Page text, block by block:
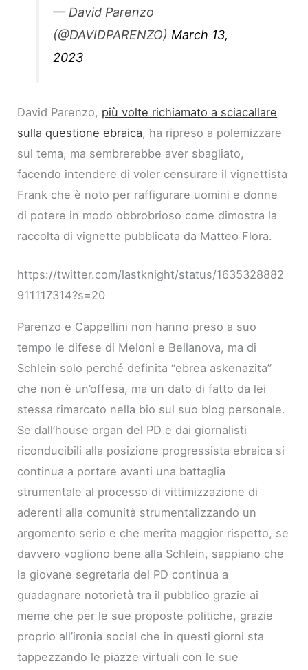
— David Parenzo
(@DAVIDPARENZO)March 13,
2023
David Parenzo, più volte richiamato a sciacallare
sulla questione ebraica, ha ripreso a polemizzare
sul tema, ma sembrerebbe aver sbagliato,
facendo intendere di voler censurare il vignettista
Frank che è noto per raffigurare uomini e donne
di potere in modo obbrobrioso come dimostra la
raccolta di vignette pubblicata da Matteo Flora.
https://twitter.com/lastknight/status/1635328882
911117314?s=20
Parenzo e Cappellini non hanno preso a suo
tempo le difese di Meloni e Bellanova, ma di
Schlein solo perché definita “ebrea askenazita”
che non è un’offesa, ma un dato di fatto da lei
stessa rimarcato nella bio sul suo blog personale.
Se dall’house organ del PD e dai giornalisti
riconducibili alla posizione progressista ebraica si
continua a portare avanti una battaglia
strumentale al processo di vittimizzazione di
aderenti alla comunità strumentalizzando un
argomento serio e che merita maggior rispetto, se
davvero vogliono bene alla Schlein, sappiano che
la giovane segretaria del PD continua a
guadagnare notorietà tra il pubblico grazie ai
meme che per le sue proposte politiche, grazie
proprio all’ironia social che in questi giorni sta
tappezzando le piazze virtuali con le sue